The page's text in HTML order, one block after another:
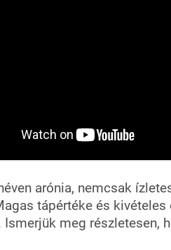
arónia, nemcsak
tápértéke és
Ismerjük meg részletesen,